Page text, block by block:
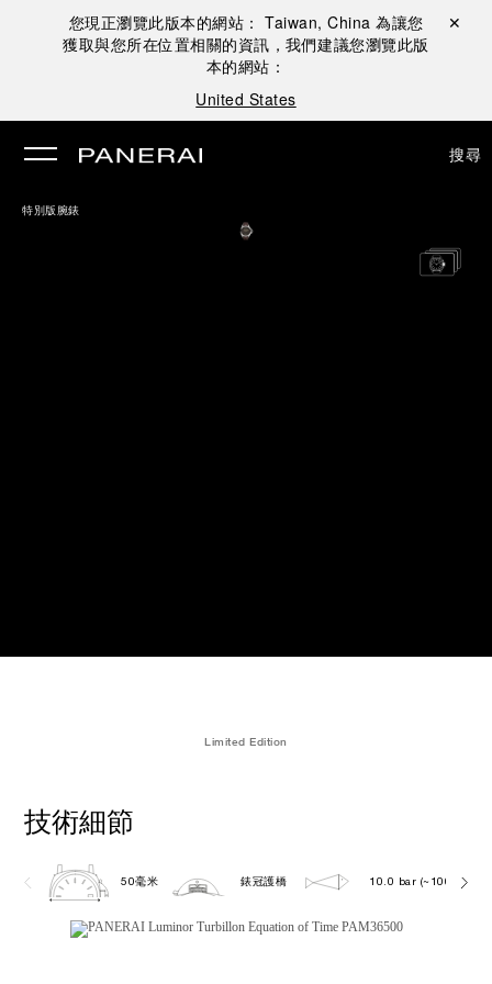
您現正瀏覽此版本的網站： Taiwan, China 為讓您
獲取與您所在位置相關的資訊，我們建議您瀏覽此版
本的網站：
United States
關閉 ✕
搜尋
特別版腕錶
Limited Edition
技術細節
50毫米 錶冠護橋 10.0 bar (~100.0